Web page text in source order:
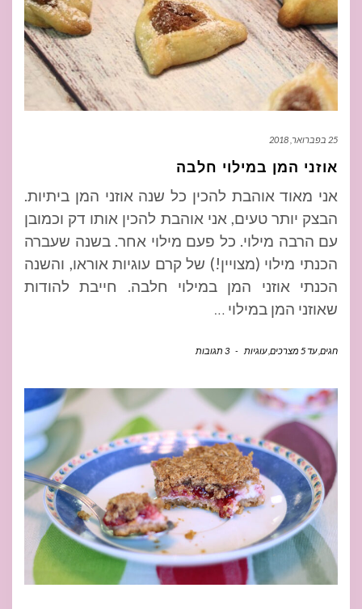
25 בפברואר, 2018
אוזני המן במילוי חלבה
אני מאוד אוהבת להכין כל שנה אוזני המן ביתיות.
הבצק יותר טעים, אני אוהבת להכין אותו דק וכמובן
עם הרבה מילוי. כל פעם מילוי אחר. בשנה שעברה
הכנתי מילוי (מצויין!) של קרם עוגיות אוראו, והשנה
הכנתי אוזני המן במילוי חלבה. חייבת להודות
שאוזני המן במילוי …
חגים ,עד 5 מצרכים ,עוגיות - 3 תגובות